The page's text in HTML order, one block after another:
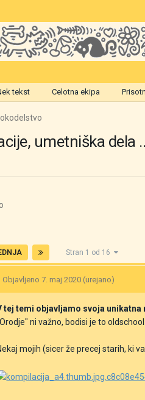
tekst Celotna ekipa
umetniška dela
Stran 1 od 16
Objavljeno7. maj 2020 (urejano)
tej temi objavljamo svoja
ni važno, bodisi je to
mojih (sicer že precej starih, ki